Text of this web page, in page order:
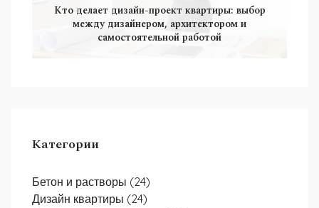
Кто делает дизайн-проект квартиры: выбор
между дизайнером, архитектором и
самостоятельной работой
Категории
Бетон и растворы (24)
Дизайн квартиры (24)